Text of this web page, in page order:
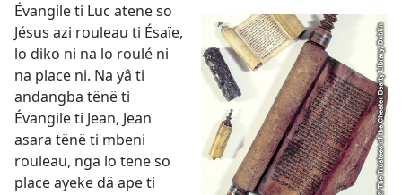
Évangile ti Luc atene so
Jésus azi rouleau ti Ésaïe,
lo diko ni na lo roulé ni
na place ni. Na yâ ti
andangba tënë ti
Évangile ti Jean, Jean
asara tënë ti mbeni
rouleau, nga lo tene so
place ayeke dä ape ti